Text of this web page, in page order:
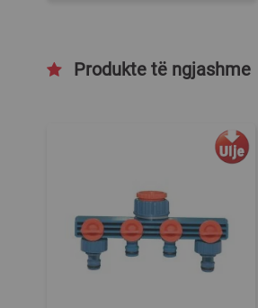
Produkte të ngjashme